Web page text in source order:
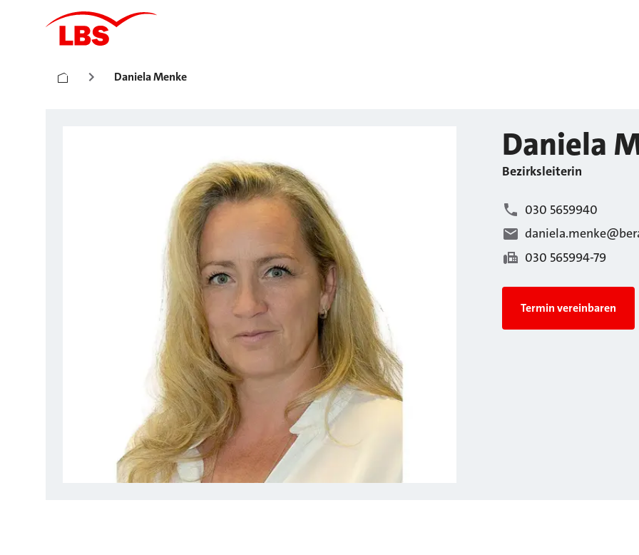
Daniela Menke
Daniela
Bezirksleiterin
030 5659940
030 565994-79
Termin vereinbaren